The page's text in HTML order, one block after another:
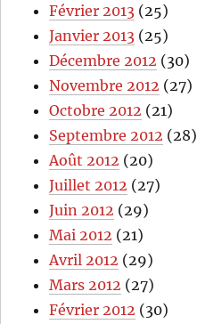
Février 2013 (25)
Janvier 2013 (25)
Décembre 2012 (30)
Novembre 2012 (27)
Octobre 2012 (21)
Septembre 2012 (28)
Août 2012 (20)
Juillet 2012 (27)
Juin 2012 (29)
Mai 2012 (21)
Avril 2012 (29)
Mars 2012 (27)
Février 2012 (30)